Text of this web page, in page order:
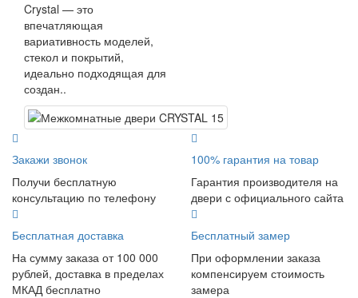
Crystal — это
впечатляющая
вариативность моделей,
стекол и покрытий,
идеально подходящая для
создан..
Закажи звонок
Получи бесплатную
консультацию по телефону
100% гарантия на товар
Гарантия производителя на
двери с официального сайта
Бесплатная доставка
На сумму заказа от 100 000
рублей, доставка в пределах
МКАД бесплатно
Бесплатный замер
При оформлении заказа
компенсируем стоимость
замера